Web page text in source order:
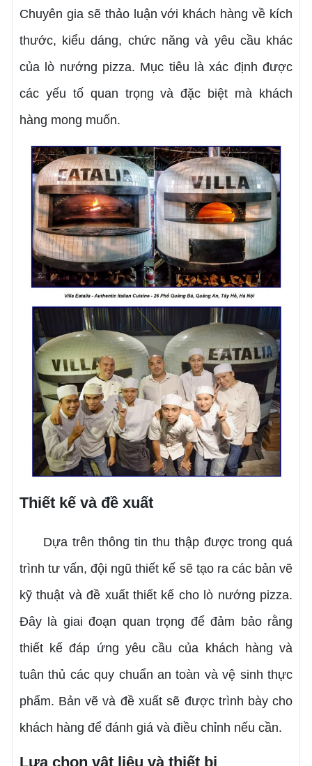
Chuyên gia sẽ thảo luận với khách hàng về kích
thước, kiểu dáng, chức năng và yêu cầu khác
của lò nướng pizza. Mục tiêu là xác định được
các yếu tố quan trọng và đặc biệt mà khách
hàng mong muốn.
Thiết kế và đề xuất
Dựa trên thông tin thu thập được trong quá
trình tư vấn, đội ngũ thiết kế sẽ tạo ra các bản vẽ
kỹ thuật và đề xuất thiết kế cho lò nướng pizza.
Đây là giai đoạn quan trọng để đảm bảo rằng
thiết kế đáp ứng yêu cầu của khách hàng và
tuân thủ các quy chuẩn an toàn và vệ sinh thực
phẩm. Bản vẽ và đề xuất sẽ được trình bày cho
khách hàng để đánh giá và điều chỉnh nếu cần.
Lựa chọn vật liệu và thiết bị